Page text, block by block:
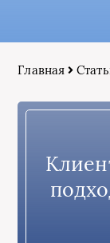
Главная